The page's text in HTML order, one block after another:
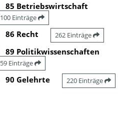
85 Betriebswirtschaft
100 Einträge
86 Recht 262 Einträge
89 Politikwissenschaften
59 Einträge
90 Gelehrte 220 Einträge